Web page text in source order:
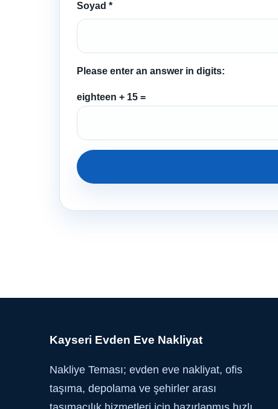
Soyad *
Please enter an answer in digits:
eighteen + 15 =
Kayseri Evden Eve Nakliyat
Nakliye Teması; evden eve nakliyat, ofis
taşıma, depolama ve şehirler arası